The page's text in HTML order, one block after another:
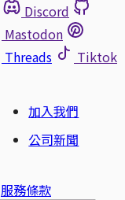
Discord
Mastodon
Threads
Tiktok
加入我們
公司新聞
服務條款